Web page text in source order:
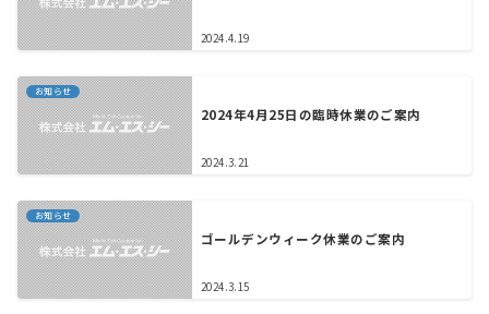
2024.4.19
お知らせ
2024年4月25日の臨時休業のご案内
2024.3.21
お知らせ
ゴールデンウィーク休業のご案内
2024.3.15